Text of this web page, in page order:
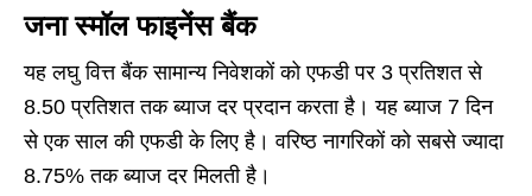
जना स्मॉल फाइनेंस बैंक
यह लघु वित्त बैंक सामान्य निवेशकों को एफडी पर 3 प्रतिशत से
8.50 प्रतिशत तक ब्याज दर प्रदान करता है। यह ब्याज 7 दिन
से एक साल की एफडी के लिए है। वरिष्ठ नागरिकों को सबसे ज्यादा
8.75% तक ब्याज दर मिलती है।